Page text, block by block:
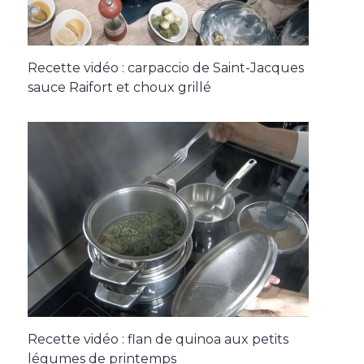
Recette vidéo : carpaccio de Saint-Jacques
sauce Raifort et choux grillé
Recette vidéo : flan de quinoa aux petits
légumes de printemps